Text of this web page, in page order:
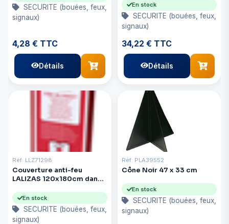
SECURITE (bouées, feux,
signaux)
4,28 € TTC
Détails
En stock
SECURITE (bouées, feux,
signaux)
34,22 € TTC
Détails
Réf: LLZ71298
Couverture anti-feu
LALIZAS 120x180cm dans
En stock
SECURITE (bouées, feux,
signaux)
Réf: PLA39552
Cône Noir 47 x 33 cm
En stock
SECURITE (bouées, feux,
signaux)